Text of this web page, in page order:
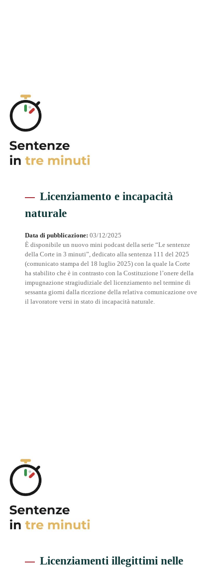
Licenziamento e incapacità
naturale
Data di pubblicazione:03/12/2025
È disponibile un nuovo mini podcast della serie “Le sentenze
della Corte in 3 minuti”, dedicato alla sentenza 111 del 2025
(comunicato stampa del 18 luglio 2025) con la quale la Corte
ha stabilito che è in contrasto con la Costituzione l’onere della
impugnazione stragiudiziale del licenziamento nel termine di
sessanta giorni dalla ricezione della relativa comunicazione ove
il lavoratore versi in stato di incapacità naturale.
Licenziamenti illegittimi nelle